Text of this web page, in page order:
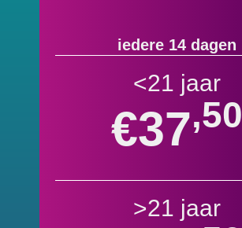
iedere 14 dagen
<21 jaar
€37,50
>21 jaar